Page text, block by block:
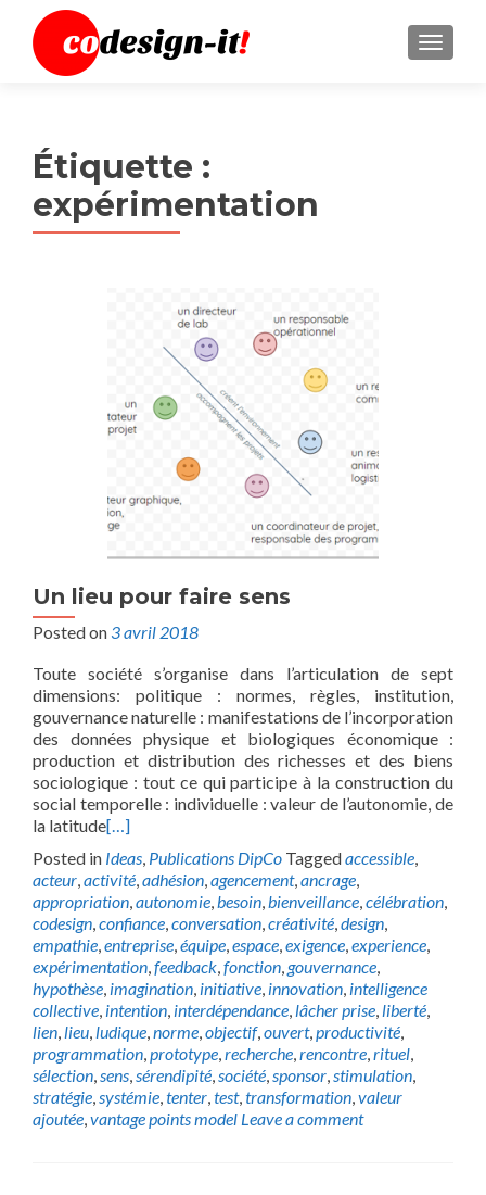
MENU
Étiquette :
expérimentation
Un lieu pour faire sens
Posted on 3 avril 2018
Toute société s’organise dans l’articulation de sept
dimensions: politique : normes, règles, institution,
gouvernance naturelle : manifestations de l’incorporation
des données physique et biologiques économique :
production et distribution des richesses et des biens
sociologique : tout ce qui participe à la construction du
social temporelle : individuelle : valeur de l’autonomie, de
la latitude[…]
Posted in Ideas, Publications DipCo Taggedaccessible,
acteur,activité,adhésion,agencement,ancrage,
appropriation,autonomie,besoin,bienveillance,célébration,
codesign,confiance,conversation,créativité,design,
empathie,entreprise,équipe,espace,exigence,experience,
expérimentation,feedback,fonction,gouvernance,
hypothèse, imagination, initiative, innovation, intelligence
collective, intention, interdépendance, lâcher prise, liberté,
lien, lieu, ludique,norme,objectif,ouvert,productivité,
programmation,prototype,recherche,rencontre,rituel,
sélection,sens,sérendipité,société,sponsor,stimulation,
stratégie,systémie,tenter,test,transformation,valeur
ajoutée,vantage points model Leave a comment